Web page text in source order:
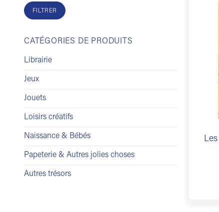
Prix
min
Prix
maxFILTRER
CATÉGORIES DE PRODUITS
Librairie
Jeux
Jouets
Loisirs créatifs
Naissance & Bébés
Papeterie & Autres jolies choses
Autres trésors